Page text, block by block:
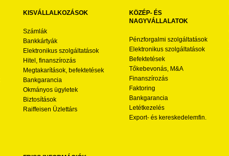
KISVÁLLALKOZÁSOK
Számlák
Bankkártyák
Elektronikus szolgáltatások
Hitel, finanszírozás
Megtakarítások, befektetések
Bankgarancia
Okmányos ügyletek
Biztosítások
Raiffeisen Üzlettárs
KÖZÉP- ÉS
NAGYVÁLLALATOK
Pénzforgalmi szolgáltatások
Elektronikus szolgáltatások
Befektetések
Tőkebevonás, M&A
Finanszírozás
Faktoring
Bankgarancia
Letétkezelés
Export- és kereskedelemfin.